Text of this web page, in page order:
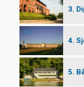
ro
m
3.
4.
5.